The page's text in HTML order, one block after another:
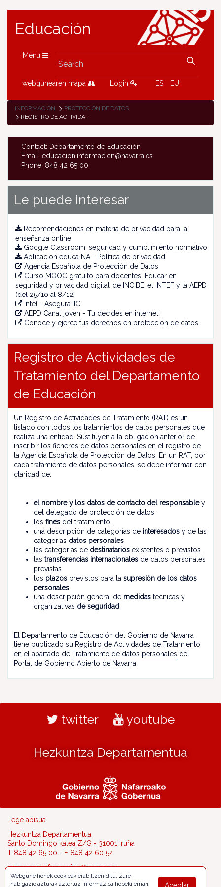
Educación
Menu
webgunearen mapa Login ES EU
INFORMACIÓN
PROTECCIÓN DE DATOS
REGISTRO DE ACTIVIDADES DE TRATAMIENTO
Contact: Departamento de Educación
Email: educacion.informacion@navarra.es
Phone: 848 42 65 00
Le puede interesar
Recomendaciones en materia de privacidad para la
enseñanza online
Google Classroom: seguridad y cumplimiento normativo
Aplicación educa NA - Política de privacidad
Agencia Española de Protección de Datos
Curso MOOC gratuito para docentes ‘Educar en
seguridad y privacidad digital’ de INCIBE, el INTEF y la AEPD
(del 25/10 al 8/12)
Intef - AseguraTIC
AEPD Canal joven - Tu decides en internet
Conoce y ejerce tus derechos en protección de datos
Registro de Actividades de
Tratamiento del Departamento
de Educación
Un Registro de Actividades de Tratamiento (RAT) es un
listado con todos los tratamientos de datos personales que
realiza una entidad. Sustituyen a la obligación anterior de
inscribir los ficheros de datos personales en el registro de
la Agencia Española de Protección de Datos. En un RAT, por
cada tratamiento de datos personales, se debe informar con
claridad de:
el nombre y los datos de contacto del responsabley
del delegado de protección de datos.
los fines del tratamiento.
una descripción de categorías de interesados y de las
categorías datos personales
las categorías de destinatarios existentes o previstos.
las transferencias internacionales de datos personales
previstas.
los plazos previstos para la supresión de los datos
personales
una descripción general de medidas técnicas y
organizativas de seguridad
El Departamento de Educación del Gobierno de Navarra
tiene publicado su Registro de Actividades de Tratamiento
en el apartado de Tratamiento de datos personales del
Portal de Gobierno Abierto de Navarra.
twitter youtube
Hezkuntza Departamentua
Lege abisua
Hezkuntza Departamentua
Santo Domingo kalea Z/G - 31001 Iruña
T 848 42 65 00 - F 848 42 60 52
educacion.informacion@navarra.es
Aceptar
Webgune honek cookieak erabiltzen ditu, zure
nabigazio azturak aztertuz informazioa hobeki eman